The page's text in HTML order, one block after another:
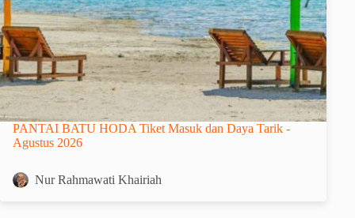
PANTAI BATU HODA Tiket Masuk dan Daya Tarik -
Agustus 2026
Nur Rahmawati Khairiah